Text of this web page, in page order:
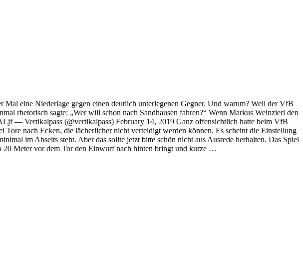
eine Niederlage gegen einen deutlich unterlegenen Gegner. Und warum? Weil der VfB
rhetorisch sagte: „Wer will schon nach Sandhausen fahren?“ Wenn Markus Weinzierl den
— Vertikalpass (@vertikalpass) February 14, 2019 Ganz offensichtlich hatte beim VfB
nach Ecken, die lächerlicher nicht verteidigt werden können. Es scheint die Einstellung
im Abseits steht. Aber das sollte jetzt bitte schön nicht aus Ausrede herhalten. Das Spiel
Meter vor dem Tor den Einwurf nach hinten bringt und kurze …